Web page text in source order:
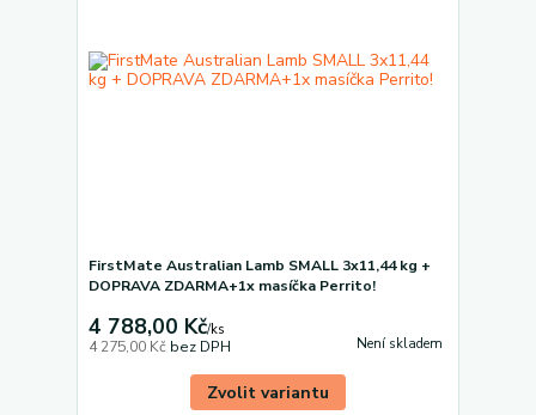
FirstMate Australian Lamb SMALL 3x11,44 kg +
DOPRAVA ZDARMA+1x masíčka Perrito!
4 788,00 Kč/ks
4 275,00 Kč bez DPH Není skladem
Zvolit variantu